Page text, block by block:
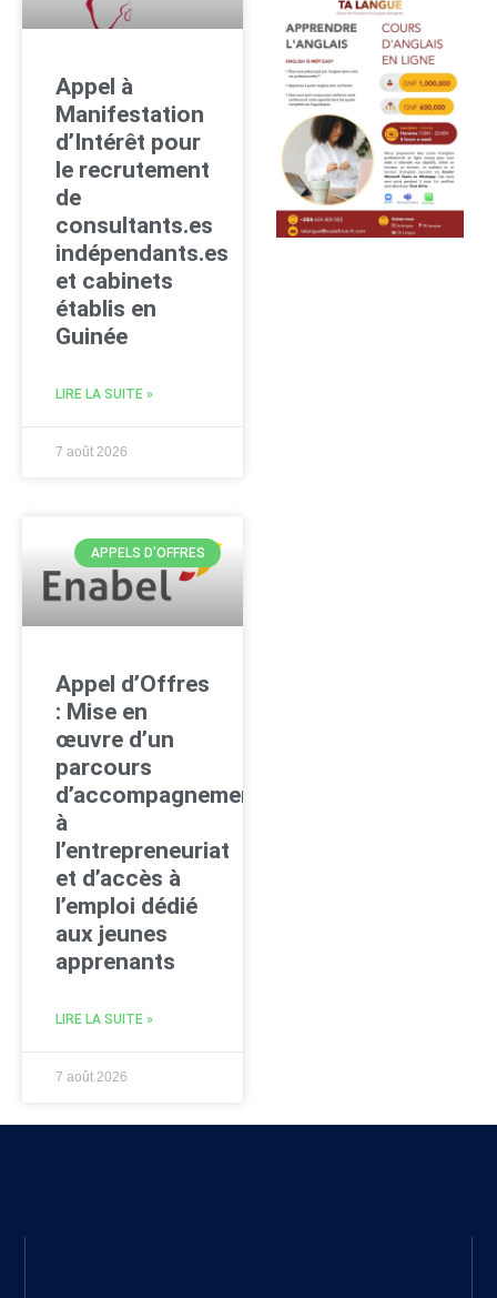
Appel à
Manifestation
d’Intérêt pour
le recrutement
de
consultants.es
indépendants.es
et cabinets
établis en
Guinée
LIRE LA SUITE »
7 août 2026
APPELS D'OFFRES
Appel d’Offres
: Mise en
œuvre d’un
parcours
d’accompagnement
à
l’entrepreneuriat
et d’accès à
l’emploi dédié
aux jeunes
apprenants
LIRE LA SUITE »
7 août 2026